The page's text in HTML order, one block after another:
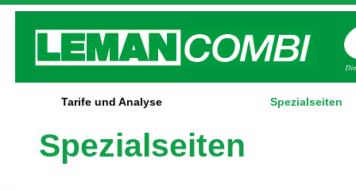
Tarife und Analyse Spezialseiten
Spezialseiten